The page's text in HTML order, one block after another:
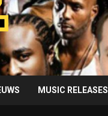
MUSIC RELEASES